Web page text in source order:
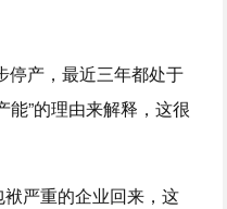
停产，最近三年都处于
”的理由来解释，这很
严重的企业回来，这